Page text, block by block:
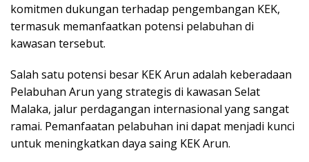
komitmen dukungan terhadap pengembangan KEK,
termasuk memanfaatkan potensi pelabuhan di
kawasan tersebut.
Salah satu potensi besar KEK Arun adalah keberadaan
Pelabuhan Arun yang strategis di kawasan Selat
Malaka, jalur perdagangan internasional yang sangat
ramai. Pemanfaatan pelabuhan ini dapat menjadi kunci
untuk meningkatkan daya saing KEK Arun.